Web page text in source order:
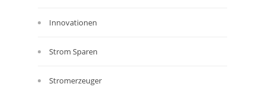
Innovationen
Strom Sparen
Stromerzeuger